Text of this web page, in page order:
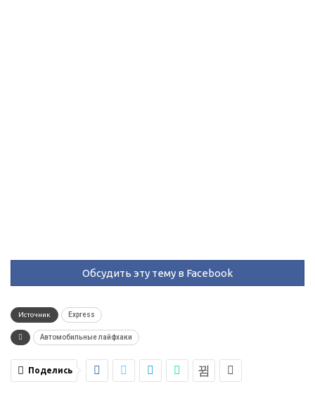
Обсудить эту тему в Facebook
Источник Express
Автомобильные лайфхаки
Поделись